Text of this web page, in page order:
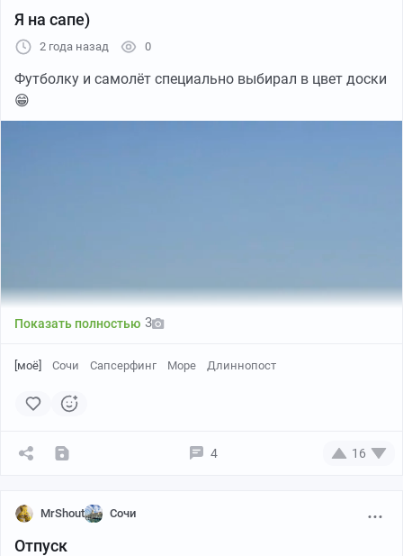
Я на сапе)
2 года назад 0
Футболку и самолёт специально выбирал в цвет доски
😁
Показать полностью 3
[моё] Сочи Сапсерфинг Море Длиннопост
4 16
MrShout Сочи
Отпуск